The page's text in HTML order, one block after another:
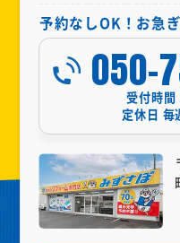
予約なしOK！お急
050-
受付時間
定休日 毎